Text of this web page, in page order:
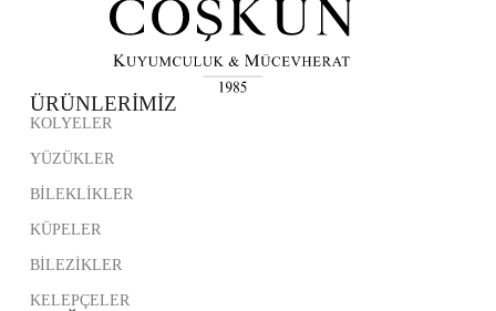
ÜRÜNLERİMİZ
KOLYELER
YÜZÜKLER
BİLEKLİKLER
KÜPELER
BİLEZİKLER
KELEPÇELER